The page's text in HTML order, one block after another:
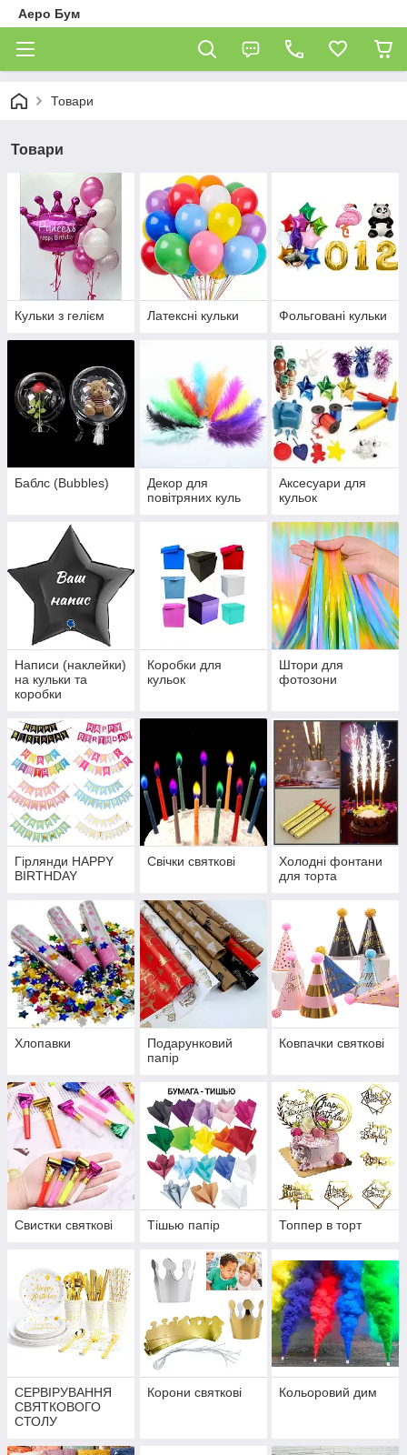
Аеро Бум
Товари
Товари
Кульки з гелієм Латексні кульки Фольговані кульки
Баблс (Bubbles)
Декор для
повітряних куль
Аксесуари для
кульок
Написи (наклейки)
на кульки та
коробки
Коробки для
кульок
Штори для
фотозони
Гірлянди HAPPY
BIRTHDAY
Свічки святкові
Холодні фонтани
для торта
Хлопавки
Подарунковий
папір
Ковпачки святкові
Свистки святкові Тішью папір Топпер в торт
СЕРВІРУВАННЯ
СВЯТКОВОГО
СТОЛУ
Корони святкові Кольоровий дим